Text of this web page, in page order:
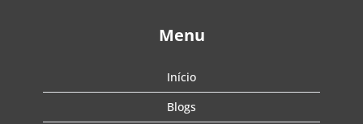
Menu
Início
Blogs